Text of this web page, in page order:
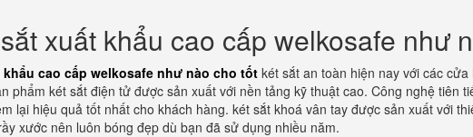
xuất khẩu cao cấp welkosafe như
cao cấp welkosafe như nào cho tốt két sắt an toàn hiện nay với các
phẩm két sắt điện tử được sản xuất với nền tảng kỹ thuật cao. Công nghệ
lại hiệu quả tốt nhất cho khách hàng. két sắt khoá vân tay được sản xuất với
xước nên luôn bóng đẹp dù bạn đã sử dụng nhiều năm.